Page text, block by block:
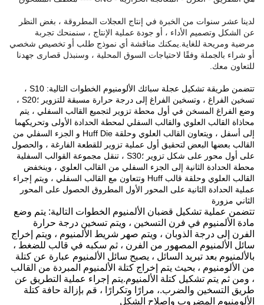
لدينا عشر سنوات من الخبرة في إنتاج العجلات المطروقة ، بغض النظر
عن الشكل وتصميم الأداء ، أو جودة عملية الإنتاج ، سنمنحك تجربة
مرضية ومريحة للغاية.يمكنك مناقشة أي نموذج طلب أو تخصيص شخصي
أو شراء بالجملة وفقًا لاحتياجات السوق المحلية ، وسنبذل قصارى جهدنا
للتعاون معك.
تتضمن طريقة تشكيل عجلة سبائك الألومنيوم الخطوات التالية: S10 ،
تسخين الفراغ ، وتسخين الفراغ إلى درجة حرارة مسبقة للتزوير ؛S20 ،
وضع الفراغ المسخن في أول محطة تزوير لتجميع القالب السفلي ، يتم
محاذاة القالب العلوي والقالب السفلي لمحطة الحدادة الأولى وتحريكهما
إلى أسفل ، ويتعاون القالب العلوي وحلقة Huff Die و الجزء السفلي من
القالب بعضها البعض لتحقيق أول عملية تزوير للقطعة الفارغة ، والحصول
على أول محور على شكل تزوير ؛S30 ، تنقل مجموعة القوالب السفلية
محطة الحدادة الثانية إلى الجزء السفلي من القالب العلوي ، وينخفض ​​
القالب العلوي وحلقة قالب Huff وتتعاون مع القالب السفلي ، ويتم إجراء
عملية الحدادة الثانية على المحور الأول المطروق الحصول على المحور
الثاني مزورة
تتضمن عملية تشكيل قضبان الألمنيوم الخطوات التالية: يتم وضع
مادة الألمنيوم في فرن التسخين ، ويتم تسخين درجة حرارة
الفرن إلى درجة الذوبان ، ويتم صهر شريط الألمنيوم ، ويتم إخراج
سائل الألمنيوم المصهور من الفرن ، ثم سكبه في قالب للضغط ،
بالألمنيوم بعد تبريد السائل ، يصبح سائل الألمنيوم عبارة عن كتلة
من الألومنيوم ، بحيث يتم إخراج كتلة الألمنيوم المبردة من القالب
، ومن ثم يتم تشكيل كتلة الألمنيوم.يتم إجراء عملية التطريق عن
طريق التسخين والضرب.، مرارًا وتكرارًا ، قم بإزالة حافة كتلة
الألومنيوم المضروب وإصلاح الشكل